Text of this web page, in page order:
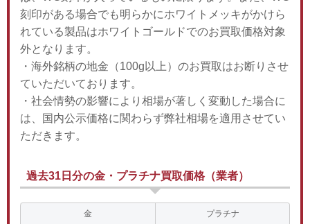
刻印がある場合でも明らかにホワイトメッキがかけら
れている製品はホワイトゴールドでのお買取価格対象
外となります。
・海外銘柄の地金（100g以上）のお買取はお断りさせ
ていただいております。
・社会情勢の影響により相場が著しく変動した場合に
は、国内公示価格に関わらず弊社相場を適用させてい
ただきます。
過去31日分の金・プラチナ買取価格（業者）
金 プラチナ